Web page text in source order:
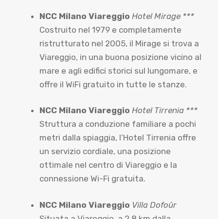
NCC Milano Viareggio Hotel Mirage ***
Costruito nel 1979 e completamente
ristrutturato nel 2005, il Mirage si trova a
Viareggio, in una buona posizione vicino al
mare e agli edifici storici sul lungomare, e
offre il WiFi gratuito in tutte le stanze.
NCC Milano Viareggio Hotel Tirrenia ***
Struttura a conduzione familiare a pochi
metri dalla spiaggia, l’Hotel Tirrenia offre
un servizio cordiale, una posizione
ottimale nel centro di Viareggio e la
connessione Wi-Fi gratuita.
NCC Milano Viareggio Villa Dofoûr